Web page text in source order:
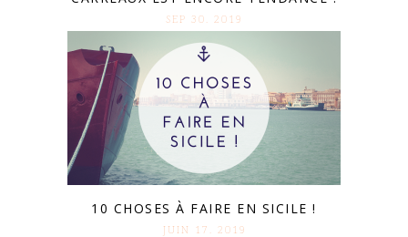
SEP 30. 2019
10 CHOSES À FAIRE EN SICILE !
JUIN 17. 2019